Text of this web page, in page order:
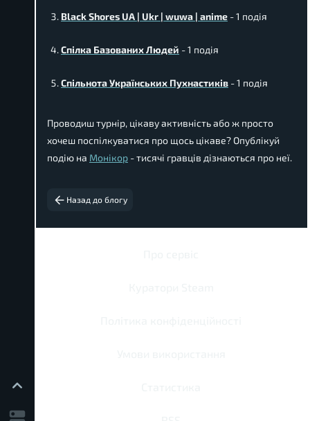
Black Shores UA | Ukr | wuwa | anime - 1 подія
Спілка Базованих Людей - 1 подія
Спільнота Українських Пухнастиків - 1 подія
Проводиш турнір, цікаву активність або ж просто
хочеш поспілкуватися про щось цікаве? Опублікуй
подію на Монікор - тисячі гравців дізнаються про неї.
Назад до блогу